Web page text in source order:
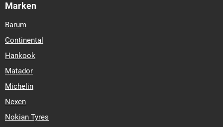
Marken
Barum
Continental
Hankook
Matador
Michelin
Nexen
Nokian Tyres